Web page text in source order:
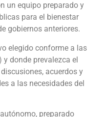
un equipo preparado y
para el bienestar
gobiernos anteriores.
elegido conforme a las
donde prevalezca el
acuerdos y
a las necesidades del
preparado